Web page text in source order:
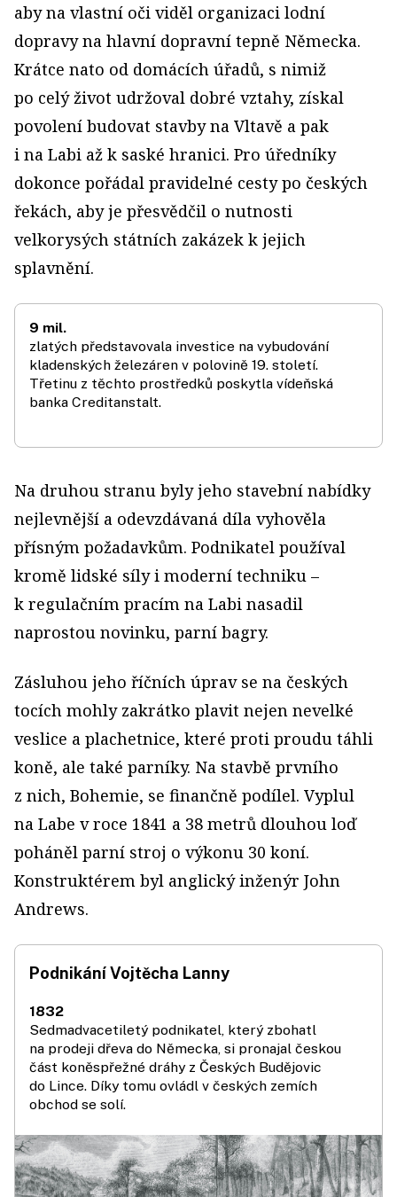
aby na vlastní oči viděl organizaci lodní
dopravy na hlavní dopravní tepně Německa.
Krátce nato od domácích úřadů, s nimiž
po celý život udržoval dobré vztahy, získal
povolení budovat stavby na Vltavě a pak
i na Labi až k saské hranici. Pro úředníky
dokonce pořádal pravidelné cesty po českých
řekách, aby je přesvědčil o nutnosti
velkorysých státních zakázek k jejich
splavnění.
9 mil.
zlatých představovala investice na vybudování
kladenských železáren v polovině 19. století.
Třetinu z těchto prostředků poskytla vídeňská
banka Creditanstalt.
Na druhou stranu byly jeho stavební nabídky
nejlevnější a odevzdávaná díla vyhověla
přísným požadavkům. Podnikatel používal
kromě lidské síly i moderní techniku –
k regulačním pracím na Labi nasadil
naprostou novinku, parní bagry.
Zásluhou jeho říčních úprav se na českých
tocích mohly zakrátko plavit nejen nevelké
veslice a plachetnice, které proti proudu táhli
koně, ale také parníky. Na stavbě prvního
z nich, Bohemie, se finančně podílel. Vyplul
na Labe v roce 1841 a 38 metrů dlouhou loď
poháněl parní stroj o výkonu 30 koní.
Konstruktérem byl anglický inženýr John
Andrews.
Podnikání Vojtěcha Lanny
1832
Sedmadvacetiletý podnikatel, který zbohatl
na prodeji dřeva do Německa, si pronajal českou
část koněspřežné dráhy z Českých Budějovic
do Lince. Díky tomu ovládl v českých zemích
obchod se solí.